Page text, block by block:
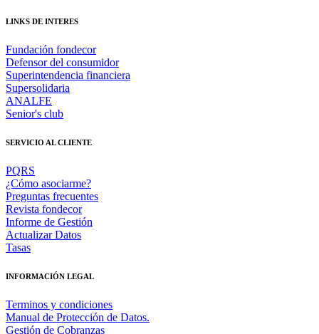
LINKS DE INTERES
Fundación fondecor
Defensor del consumidor
Superintendencia financiera
Supersolidaria
ANALFE
Senior's club
SERVICIO AL CLIENTE
PQRS
¿Cómo asociarme?
Preguntas frecuentes
Revista fondecor
Informe de Gestión
Actualizar Datos
Tasas
INFORMACIÓN LEGAL
Terminos y condiciones
Manual de Protección de Datos.
Gestión de Cobranzas